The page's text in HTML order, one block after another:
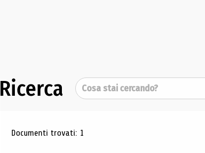
Ricerca Cerca
Risultati di ricerca
Documenti trovati: 1